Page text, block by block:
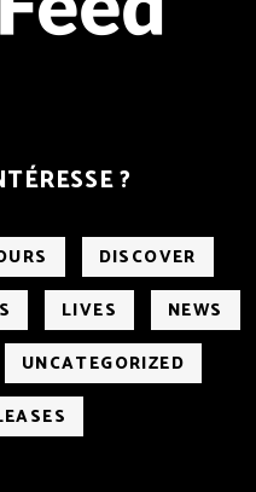
?
DISCOVER
LIVES
NEWS
UNCATEGORIZED